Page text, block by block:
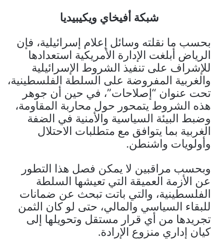
شبكة أفيخاي ويكيبيديا
بحسب ما نقلته وسائل إعلام إسرائيلية، فإن
الرياض أبلغت الإدارة الأمريكية استعدادها
للإشراف على تنفيذ الشروط الإسرائيلية
والغربية المفروضة على السلطة الفلسطينية،
تحت عنوان “إصلاحات”، في حين أن جوهر
هذه الشروط يتمحور حول محاربة المقاومة،
وضبط البيئة السياسية والأمنية في الضفة
الغربية بما يتوافق مع متطلبات الاحتلال
وأولويات واشنطن.
وبحسب مراقبين لا يمكن فصل هذا التطور
عن الأزمة العميقة التي تعيشها السلطة
الفلسطينية، والتي باتت تبحث عن ضمانات
للبقاء السياسي والمالي، حتى لو كان الثمن
تجريدها من أي قرار مستقل وتحويلها إلى
كيان إداري منزوع الإرادة.